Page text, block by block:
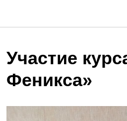
Участие
Феникса»